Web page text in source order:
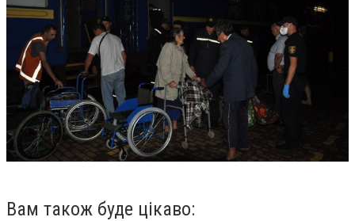
Вам також буде цікаво: